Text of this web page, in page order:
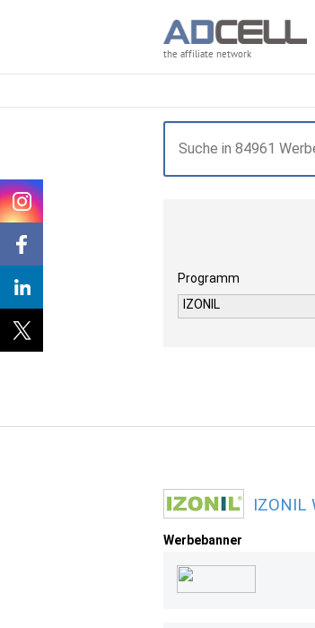
the affiliate network
Programm
IZONIL
IZONIL
Werbebanner